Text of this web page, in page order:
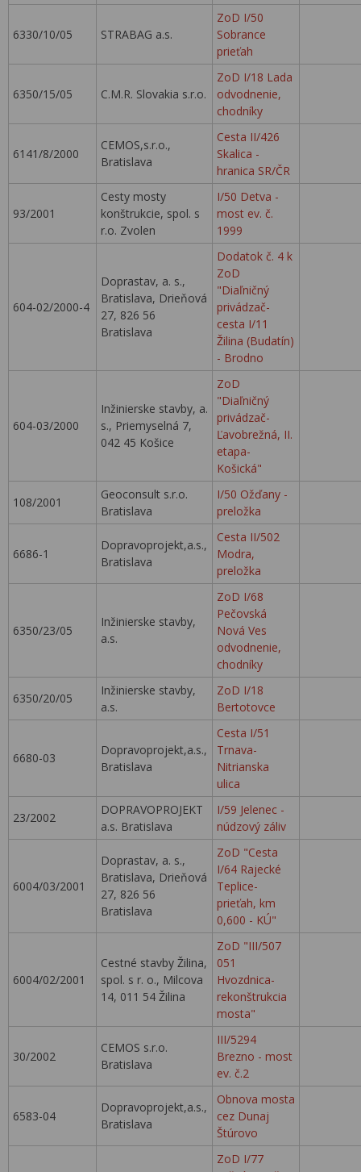
6330/10/05 STRABAG a.s.
ZoD I/50
Sobrance
prieťah
6350/15/05 C.M.R. Slovakia s.r.o.
ZoD I/18 Lada
odvodnenie,
chodníky
6141/8/2000
CEMOS,s.r.o.,
Bratislava
Cesta II/426
Skalica -
hranica SR/ČR
93/2001
Cesty mosty
konštrukcie, spol. s
r.o. Zvolen
I/50 Detva -
most ev. č.
1999
604-02/2000-4
Doprastav, a. s.,
Bratislava, Drieňová
27, 826 56
Bratislava
Dodatok č. 4 k
ZoD
"Diaľničný
privádzač-
cesta I/11
Žilina (Budatín)
- Brodno
604-03/2000
Inžinierske stavby, a.
s., Priemyselná 7,
042 45 Košice
ZoD
"Diaľničný
privádzač-
Ľavobrežná, II.
etapa-
Košická"
108/2001
Geoconsult s.r.o.
Bratislava
I/50 Ožďany -
preložka
6686-1
Dopravoprojekt,a.s.,
Bratislava
Cesta II/502
Modra,
preložka
6350/23/05
Inžinierske stavby,
a.s.
ZoD I/68
Pečovská
Nová Ves
odvodnenie,
chodníky
6350/20/05
Inžinierske stavby,
a.s.
ZoD I/18
Bertotovce
6680-03
Dopravoprojekt,a.s.,
Bratislava
Cesta I/51
Trnava-
Nitrianska
ulica
23/2002
DOPRAVOPROJEKT
a.s. Bratislava
I/59 Jelenec -
núdzový záliv
6004/03/2001
Doprastav, a. s.,
Bratislava, Drieňová
27, 826 56
Bratislava
ZoD "Cesta
I/64 Rajecké
Teplice-
prieťah, km
0,600 - KÚ"
6004/02/2001
Cestné stavby Žilina,
spol. s r. o., Milcova
14, 011 54 Žilina
ZoD "III/507
051
Hvozdnica-
rekonštrukcia
mosta"
30/2002
CEMOS s.r.o.
Bratislava
III/5294
Brezno - most
ev. č.2
6583-04
Dopravoprojekt,a.s.,
Bratislava
Obnova mosta
cez Dunaj
Štúrovo
ZoD I/77